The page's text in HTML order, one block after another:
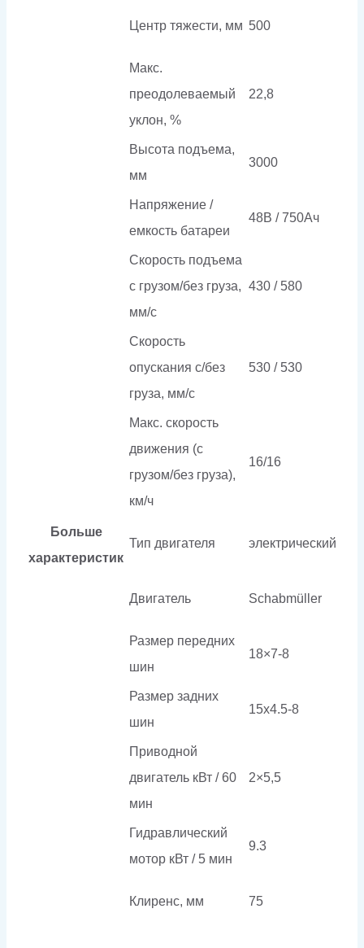
Больше
характеристик
Центр тяжести, мм 500
Макс.
преодолеваемый
уклон, %
22,8
Высота подъема,
мм
3000
Напряжение /
емкость батареи
48В / 750Ач
Скорость подъема
с грузом/без груза,
мм/с
430 / 580
Скорость
опускания c/без
груза, мм/с
530 / 530
Макс. скорость
движения (с
грузом/без груза),
км/ч
16/16
Тип двигателя электрический
Двигатель Schabmüller
Размер передних
шин
18×7-8
Размер задних
шин
15х4.5-8
Приводной
двигатель кВт / 60
мин
2×5,5
Гидравлический
мотор кВт / 5 мин
9.3
Клиренс, мм 75